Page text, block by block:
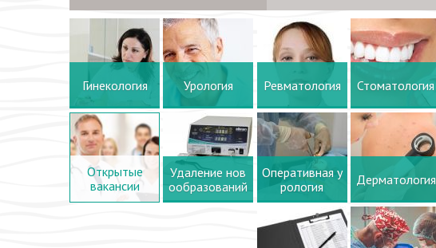
Гинекология Урология Ревматология Стоматология
Открытые
вакансии
Удаление нов
ообразований
Оперативная у
рология
Дерматология